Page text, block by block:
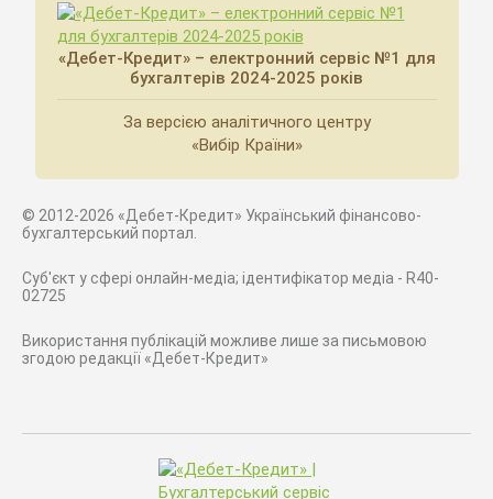
«Дебет-Кредит» – електронний сервіс №1 для
бухгалтерів 2024-2025 років
За версією аналітичного центру
«Вибір Країни»
© 2012-2026 «Дебет-Кредит» Український фінансово-
бухгалтерський портал.
Суб'єкт у сфері онлайн-медіа; ідентифікатор медіа - R40-
02725
Використання публікацій можливе лише за письмовою
згодою редакції «Дебет-Кредит»